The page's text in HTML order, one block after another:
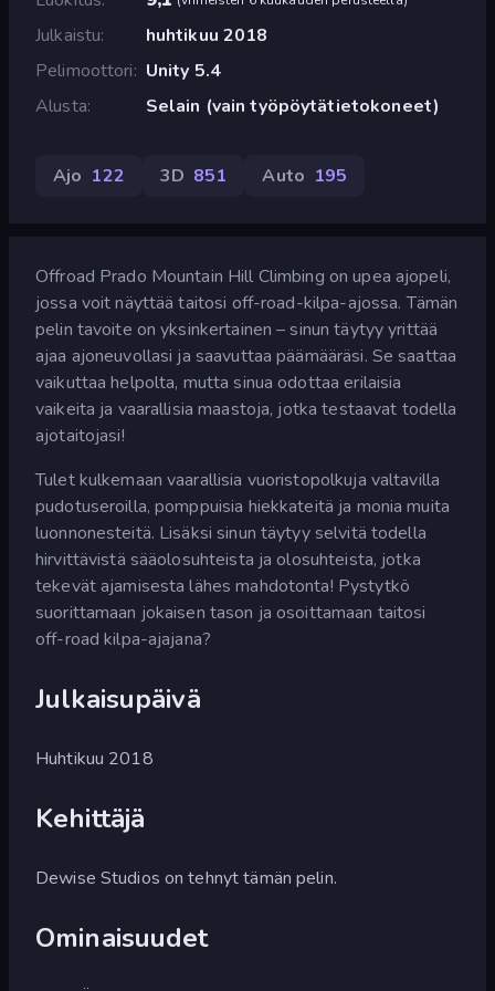
Julkaistu
huhtikuu 2018
Pelimoottori
Unity 5.4
Alusta
Selain (vain työpöytätietokoneet)
Ajo 122 3D 851 Auto 195
Offroad Prado Mountain Hill Climbing on upea ajopeli,
jossa voit näyttää taitosi off-road-kilpa-ajossa. Tämän
pelin tavoite on yksinkertainen – sinun täytyy yrittää
ajaa ajoneuvollasi ja saavuttaa päämääräsi. Se saattaa
vaikuttaa helpolta, mutta sinua odottaa erilaisia
vaikeita ja vaarallisia maastoja, jotka testaavat todella
ajotaitojasi!
Tulet kulkemaan vaarallisia vuoristopolkuja valtavilla
pudotuseroilla, pomppuisia hiekkateitä ja monia muita
luonnonesteitä. Lisäksi sinun täytyy selvitä todella
hirvittävistä sääolosuhteista ja olosuhteista, jotka
tekevät ajamisesta lähes mahdotonta! Pystytkö
suorittamaan jokaisen tason ja osoittamaan taitosi
off-road kilpa-ajajana?
Julkaisupäivä
Huhtikuu 2018
Kehittäjä
Dewise Studios on tehnyt tämän pelin.
Ominaisuudet